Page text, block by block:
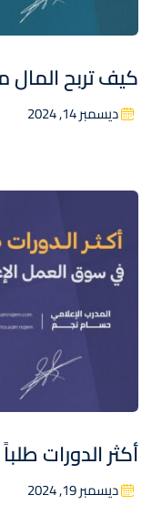
كيف تربح المال
ديسمبر 14, 2024
أكثر الدورات
ديسمبر 19, 2024